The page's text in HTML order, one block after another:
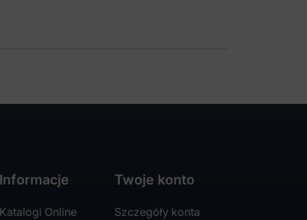
Informacje
Katalogi Online
Twoje konto
Szczegóły konta